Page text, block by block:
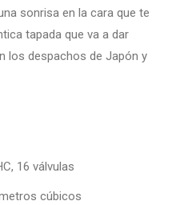
sonrisa en la cara que te
tapada que va a dar
los despachos de Japón y
16 válvulas
cúbicos